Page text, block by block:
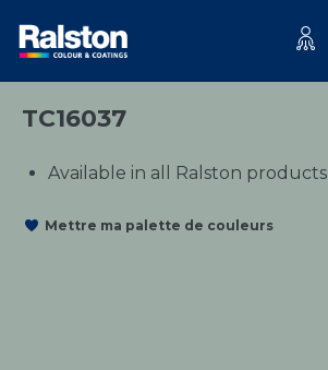
TC16037
Available in all Ralston products
Mettre ma palette de couleurs